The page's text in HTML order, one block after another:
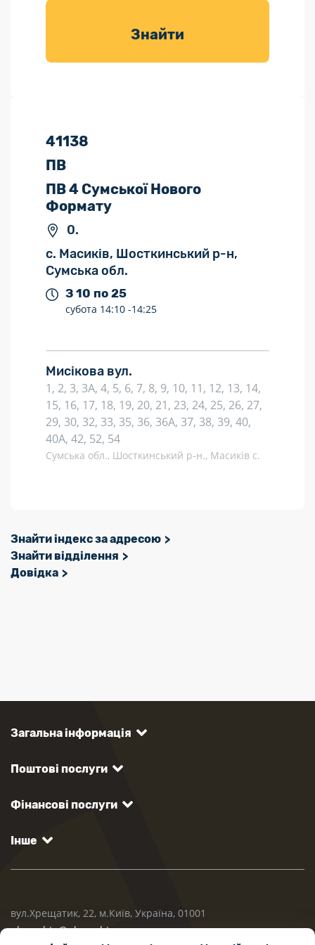
товарів для
Знайти
41138
ПВ
ПВ 4 Сумської Нового
Формату
0.
с. Масиків, Шосткинський р-н,
Сумська обл.
З 10 по 25
субота 14:10 -14:25
Мисікова вул.
1, 2, 3, 3А, 4, 5, 6, 7, 8, 9, 10, 11, 12, 13, 14,
15, 16, 17, 18, 19, 20, 21, 23, 24, 25, 26, 27,
29, 30, 32, 33, 35, 36, 36А, 37, 38, 39, 40,
40А, 42, 52, 54
Сумська обл., Шосткинський р-н., Масиків с.
Знайти індекс за адресою
Знайти відділення
Довідка
Загальна інформація
Поштові послуги
Фінансові послуги
Інше
вул.Хрещатик, 22, м.Київ, Україна, 01001
ukrposhta@ukrposhta.ua